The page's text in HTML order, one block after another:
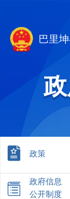
巴里
政策
政府信息
公开制度